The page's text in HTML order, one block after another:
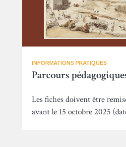
INFORMATIONS PRATIQUES
Parcours
Les fiches doivent être
avant le 15 octobre 2025